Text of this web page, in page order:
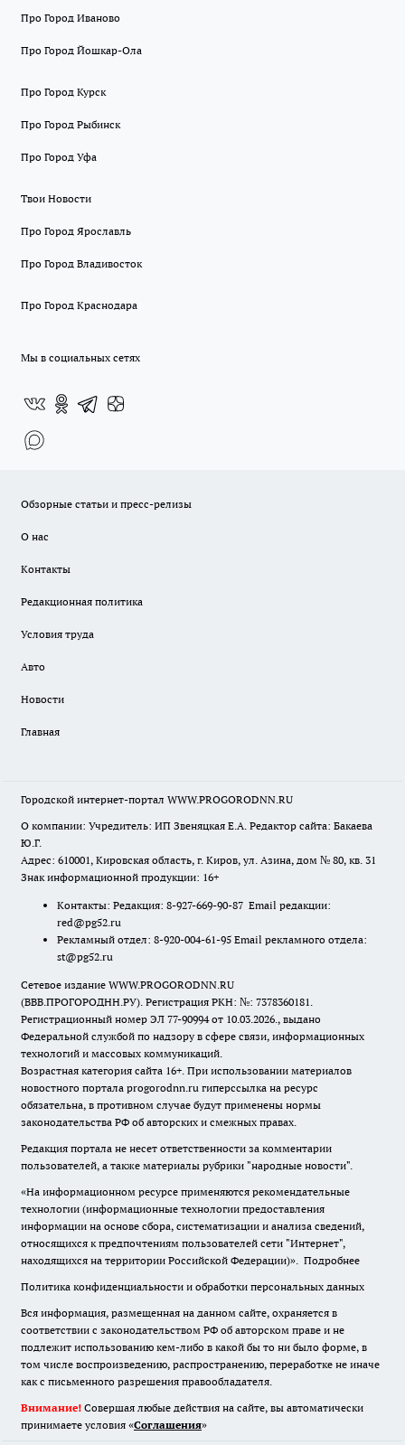
Про Город Иваново
Про Город Йошкар-Ола
Про Город Курск
Про Город Рыбинск
Про Город Уфа
Твои Новости
Про Город Ярославль
Про Город Владивосток
Про Город Краснодара
Мы в социальных сетях
Обзорные статьи и пресс-релизы
О нас
Контакты
Редакционная политика
Условия труда
Авто
Новости
Главная
Городской интернет-портал WWW.PROGORODNN.RU
О компании: Учредитель: ИП Звеняцкая Е.А. Редактор сайта: Бакаева
Ю.Г.
Адрес: 610001, Кировская область, г. Киров, ул. Азина, дом № 80, кв. 31
Знак информационной продукции: 16+
Контакты: Редакция: 8-927-669-90-87 Email редакции:
red@pg52.ru
Рекламный отдел: 8-920-004-61-95 Email рекламного отдела:
st@pg52.ru
Сетевое издание WWW.PROGORODNN.RU
(ВВВ.ПРОГОРОДНН.РУ). Регистрация РКН: №: 7378360181.
Регистрационный номер ЭЛ 77-90994 от 10.03.2026., выдано
Федеральной службой по надзору в сфере связи, информационных
технологий и массовых коммуникаций.
Возрастная категория сайта 16+. При использовании материалов
новостного портала progorodnn.ru гиперссылка на ресурс
обязательна, в противном случае будут применены нормы
законодательства РФ об авторских и смежных правах.
Редакция портала не несет ответственности за комментарии
пользователей, а также материалы рубрики "народные новости".
«На информационном ресурсе применяются рекомендательные
технологии (информационные технологии предоставления
информации на основе сбора, систематизации и анализа сведений,
относящихся к предпочтениям пользователей сети "Интернет",
находящихся на территории Российской Федерации)». Подробнее
Политика конфиденциальности и обработки персональных данных
Вся информация, размещенная на данном сайте, охраняется в
соответствии с законодательством РФ об авторском праве и не
подлежит использованию кем-либо в какой бы то ни было форме, в
том числе воспроизведению, распространению, переработке не иначе
как с письменного разрешения правообладателя.
Внимание! Совершая любые действия на сайте, вы автоматически
принимаете условия «Cоглашения»